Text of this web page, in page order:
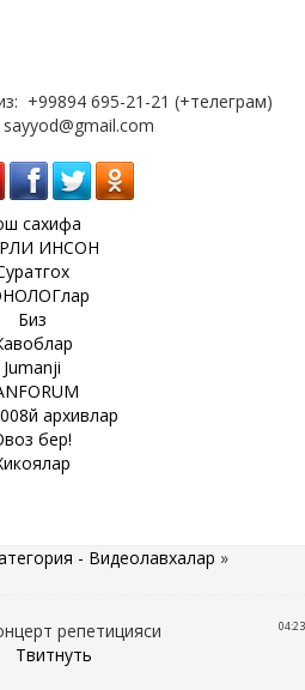
+99894 695-21-21 (+телеграм)
сахифа
ИНСОН
Биз
Jumanji
архивлар
бер!
- Видеолавхалар »
04:23
репетицияси
Твитнуть